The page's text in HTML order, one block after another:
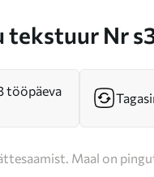
tekstuur Nr
tööpäeva
Maal on